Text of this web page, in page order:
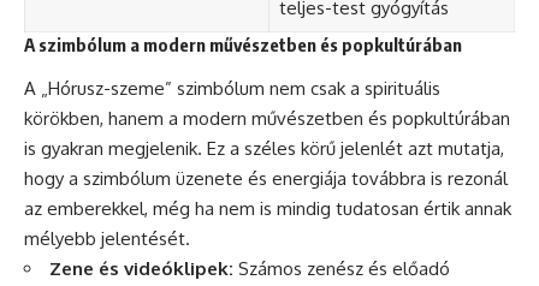
teljes-test gyógyítás
A szimbólum a modern művészetben és popkultúrában
A „Hórusz-szeme” szimbólum nem csak a spirituális
körökben, hanem a modern művészetben és popkultúrában
is gyakran megjelenik. Ez a széles körű jelenlét azt mutatja,
hogy a szimbólum üzenete és energiája továbbra is rezonál
az emberekkel, még ha nem is mindig tudatosan értik annak
mélyebb jelentését.
Zene és videóklipek: Számos zenész és előadó